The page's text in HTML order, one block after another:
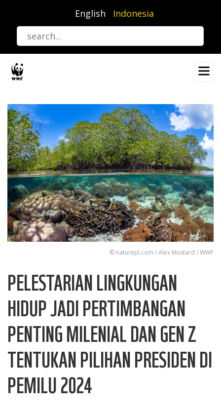
utama
English Indonesia
© naturepl.com / Alex Mustard / WWF
PELESTARIAN LINGKUNGAN
HIDUP JADI PERTIMBANGAN
PENTING MILENIAL DAN GEN Z
TENTUKAN PILIHAN PRESIDEN DI
PEMILU 2024